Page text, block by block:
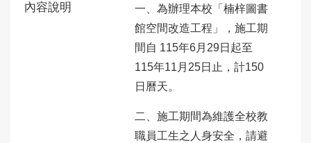
內容說明
一、為辦理本校「楠梓圖書
館空間改造工程」，施工期
間自 115年6月29日起至
115年11月25日止，計150
日曆天。
二、施工期間為維護全校教
職員工生之人身安全，請避